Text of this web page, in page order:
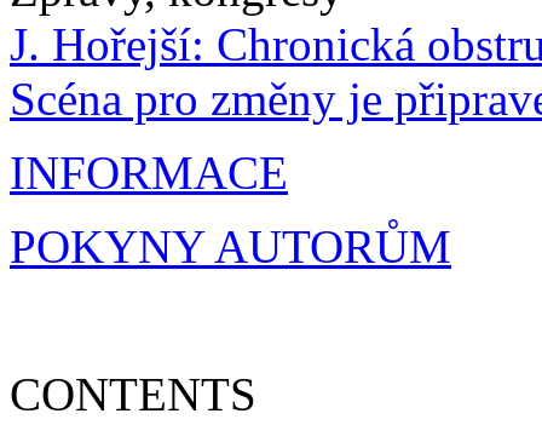
J. Hořejší: Chronická
Scéna pro změny je
INFORMACE
POKYNY AUTORŮM
CONTENTS